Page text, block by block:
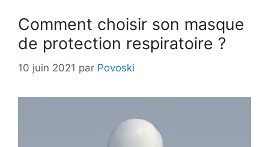
Comment choisir son masque
de protection respiratoire ?
10 juin 2021 par Povoski